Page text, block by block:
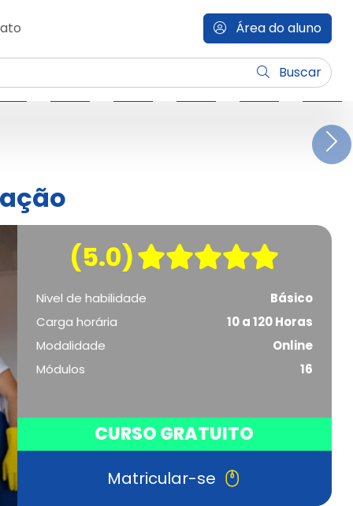
Área do aluno
Buscar
(5.0)
Nivel de habilidade
Básico
Carga horária
10 a 120 Horas
Modalidade
Online
Módulos
16
CURSO GRATUITO
Matricular-se